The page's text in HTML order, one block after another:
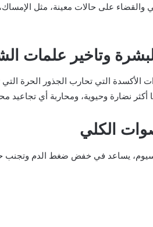
على حالات معينة، مثل
وتاخير علمات
الأكسدة التي تحارب الجذور الحرة
نضارة وحيوية، ومحاربة أي تجاعيد
الكلي
يساعد في خفض ضغط الدم وتجنب